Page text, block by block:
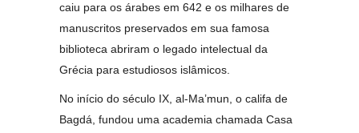
caiu para os árabes em 642 e os milhares de
manuscritos preservados em sua famosa
biblioteca abriram o legado intelectual da
Grécia para estudiosos islâmicos.
No início do século IX, al-Ma’mun, o califa de
Bagdá, fundou uma academia chamada Casa